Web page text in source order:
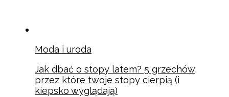
Moda i uroda
Jak dbać o stopy latem? 5 grzechów,
przez które twoje stopy cierpią (i
kiepsko wyglądają)